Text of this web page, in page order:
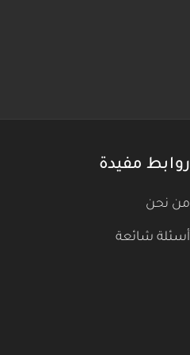
روابط مفيدة
من نحن
أسئلة شائعة